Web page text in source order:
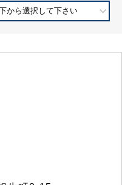
から選択して下さい